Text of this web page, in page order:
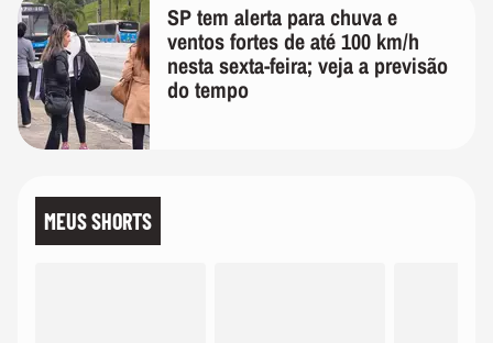
SP tem alerta para chuva e
ventos fortes de até 100 km/h
nesta sexta-feira; veja a previsão
do tempo
MEUS SHORTS